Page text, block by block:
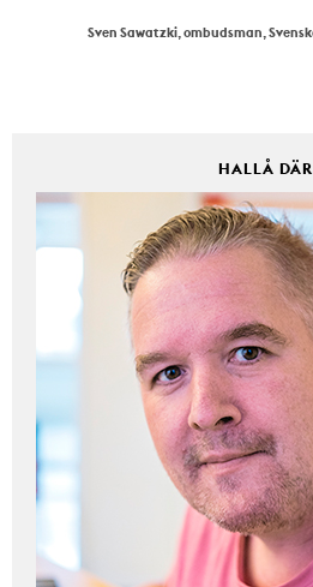
Sven Sawatzki, ombudsman,
HALLÅ